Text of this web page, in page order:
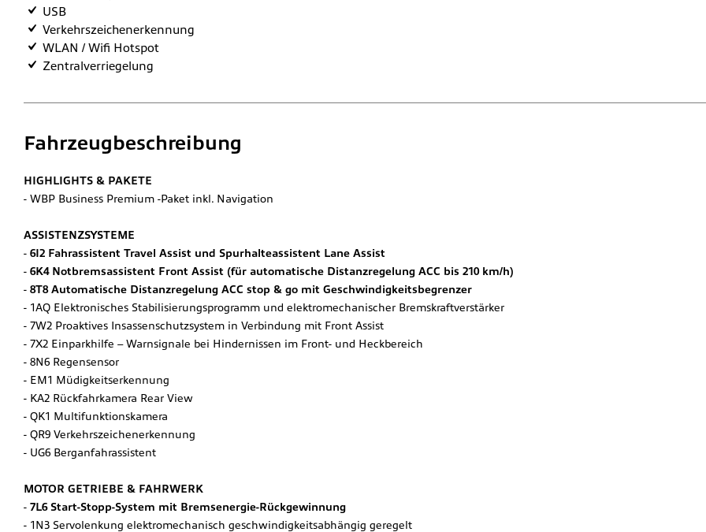
USB
Verkehrszeichenerkennung
WLAN / Wifi Hotspot
Zentralverriegelung
Fahrzeugbeschreibung
HIGHLIGHTS & PAKETE
WBP Business Premium -Paket inkl. Navigation
ASSISTENZSYSTEME
6I2 Fahrassistent Travel Assist und Spurhalteassistent Lane Assist
6K4 Notbremsassistent Front Assist (für automatische Distanzregelung ACC bis 210 km/h)
8T8 Automatische Distanzregelung ACC stop & go mit Geschwindigkeitsbegrenzer
1AQ Elektronisches Stabilisierungsprogramm und elektromechanischer Bremskraftverstärker
7W2 Proaktives Insassenschutzsystem in Verbindung mit Front Assist
7X2 Einparkhilfe – Warnsignale bei Hindernissen im Front- und Heckbereich
8N6 Regensensor
EM1 Müdigkeitserkennung
KA2 Rückfahrkamera Rear View
QK1 Multifunktionskamera
QR9 Verkehrszeichenerkennung
UG6 Berganfahrassistent
MOTOR GETRIEBE & FAHRWERK
7L6 Start-Stopp-System mit Bremsenergie-Rückgewinnung
1N3 Servolenkung elektromechanisch geschwindigkeitsabhängig geregelt